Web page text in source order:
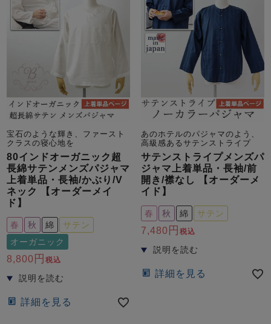
ガールズ
上着
単品
ガールズズボ
ン単品
ボーイズ 上着
単品
ボーイズ
ズボ
売れ筋ランキング
- Item Ranking -
新着商品
- New Arrival -
すべてのデザインのパジャマ一覧はこちら
宝石のような輝き、ファースト
クラスの寝心地を
80インドオーガニック超
長綿サテンメンズパジャマ
上着単品・長袖/かぶり/V
ネック 【オーダーメイ
ド】
春 秋 綿
サテン
オーガニック
8,800 税込
詳細を見る
あのホテルのパジャマのよう、
高級感あるサテンストライプ
サテンストライプメンズパ
ジャマ上着単品・長袖/前
開き/襟なし 【オーダーメ
イド】
春 秋 綿 サテン
7,480 税込
詳細を見る